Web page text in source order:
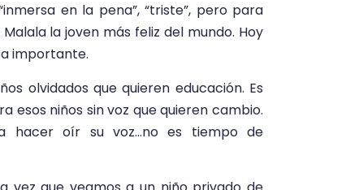
en la pena”, “triste”, pero para
la joven más feliz del mundo. Hoy
importante.
olvidados que quieren educación. Es
esos niños sin voz que quieren cambio.
hacer oír su voz…no es tiempo de